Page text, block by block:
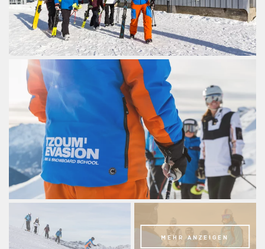
MEHR ANZEIGEN